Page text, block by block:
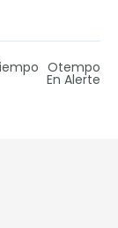
Otempo
En Alerte